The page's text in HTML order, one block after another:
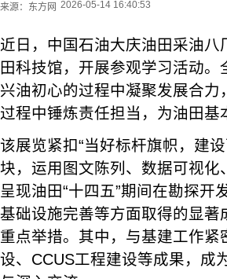
来源： 东方网 2026-05-14 16:40:53
近日，中国石油大庆油田采油
田科技馆，开展参观学习活动
兴油初心的过程中凝聚发展合
过程中锤炼责任担当，为油田
该展览紧扣“当好标杆旗帜，建
块，运用图文陈列、数据可视
呈现油田“十四五”期间在勘探
基础设施完善等方面取得的显
重点举措。其中，与基建工作
设、CCUS工程建设等成果，成